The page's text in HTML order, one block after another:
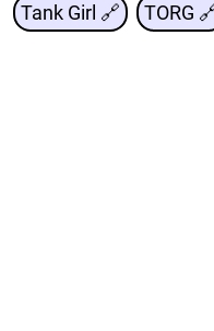
Tank Girl 🔗 TORG